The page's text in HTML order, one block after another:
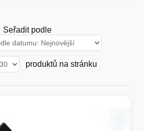
Seřadit podle
produktů na stránku